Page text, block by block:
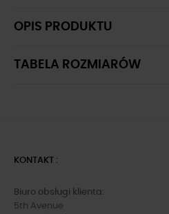
OPIS PRODUKTU
TABELA ROZMIARÓW
KONTAKT :
Biuro obsługi klienta:
5th Avenue